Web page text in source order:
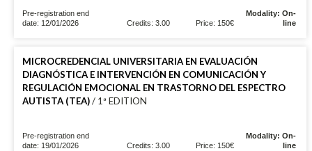
Pre-registration end
date: 12/01/2026
Credits: 3.00 Price: 150€
Modality: On-
line
MICROCREDENCIAL UNIVERSITARIA EN EVALUACIÓN
DIAGNÓSTICA E INTERVENCIÓN EN COMUNICACIÓN Y
REGULACIÓN EMOCIONAL EN TRASTORNO DEL ESPECTRO
AUTISTA (TEA)/ 1ª EDITION
Pre-registration end
date: 19/01/2026
Credits: 3.00 Price: 150€
Modality: On-
line